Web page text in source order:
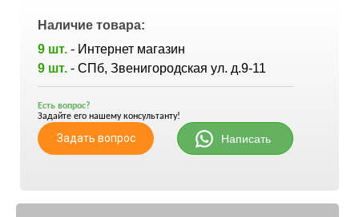
Наличие товара:
9 шт. - Интернет магазин
9 шт. - СПб, Звенигородская ул. д.9-11
Есть вопрос?
Задайте его нашему консультанту!
Задать вопрос Написать